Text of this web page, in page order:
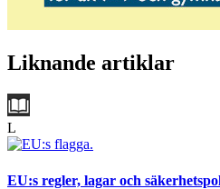
Liknande artiklar
L
EU:s regler, lagar och